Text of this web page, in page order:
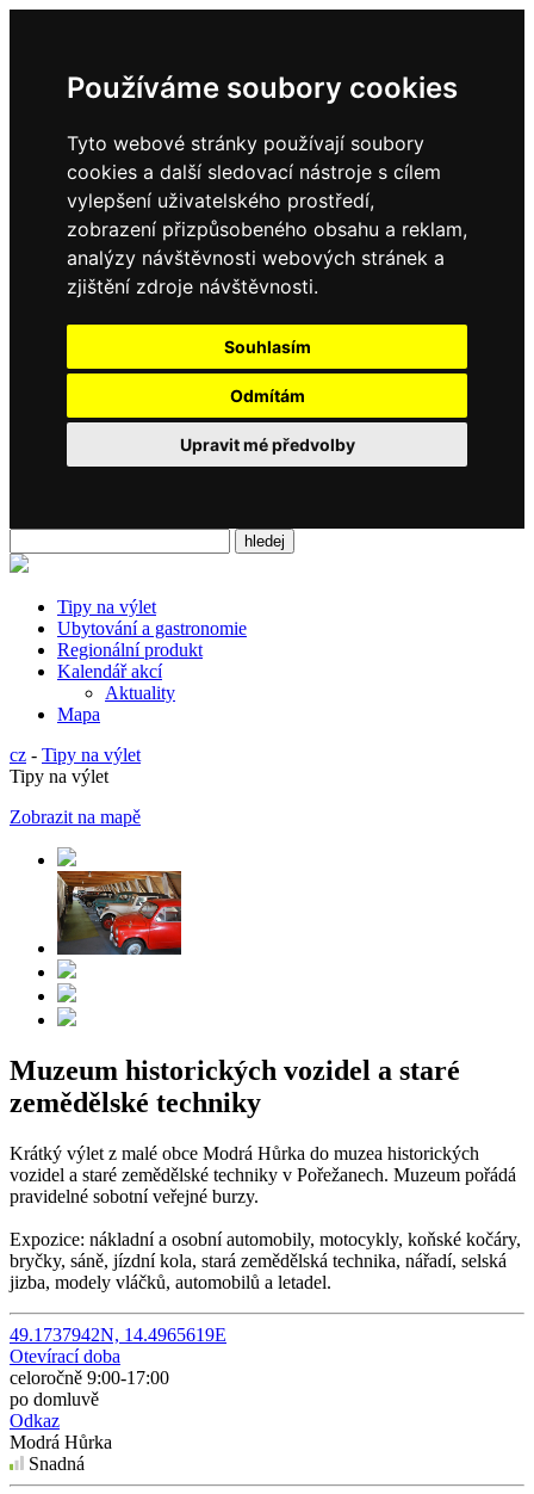
Používáme soubory cookies
Tyto webové stránky používají soubory
cookies a další sledovací nástroje s cílem
vylepšení uživatelského prostředí,
zobrazení přizpůsobeného obsahu a reklam,
analýzy návštěvnosti webových stránek a
zjištění zdroje návštěvnosti.
Souhlasím
Odmítám
Upravit mé předvolby
Tipy na výlet
Ubytování a gastronomie
Regionální produkt
Kalendář akcí
Aktuality
Mapa
cz - Tipy na výlet
Tipy na výlet
Zobrazit na mapě
Muzeum historických vozidel a staré
zemědělské techniky
Krátký výlet z malé obce Modrá Hůrka do muzea historických
vozidel a staré zemědělské techniky v Pořežanech. Muzeum pořádá
pravidelné sobotní veřejné burzy.
Expozice: nákladní a osobní automobily, motocykly, koňské kočáry,
bryčky, sáně, jízdní kola, stará zemědělská technika, nářadí, selská
jizba, modely vláčků, automobilů a letadel.
49.1737942N, 14.4965619E
Otevírací doba
celoročně 9:00-17:00
po domluvě
Odkaz
Modrá Hůrka
Snadná